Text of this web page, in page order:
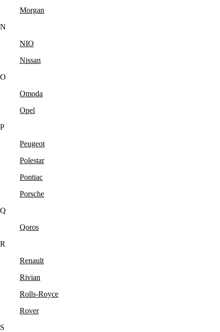
Morgan
N
NIO
Nissan
O
Omoda
Opel
P
Peugeot
Polestar
Pontiac
Porsche
Q
Qoros
R
Renault
Rivian
Rolls-Royce
Rover
S